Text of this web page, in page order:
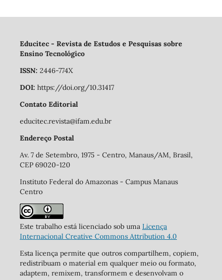
Educitec - Revista de Estudos e Pesquisas sobre
Ensino Tecnológico
ISSN: 2446-774X
DOI: https://doi.org/10.31417
Contato Editorial
educitec.revista@ifam.edu.br
Endereço Postal
Av. 7 de Setembro, 1975 - Centro, Manaus/AM, Brasil,
CEP 69020-120
Instituto Federal do Amazonas - Campus Manaus
Centro
Este trabalho está licenciado sob uma Licença
Internacional Creative Commons Attribution 4.0
Esta licença permite que outros compartilhem, copiem,
redistribuam o material em qualquer meio ou formato,
adaptem, remixem, transformem e desenvolvam o